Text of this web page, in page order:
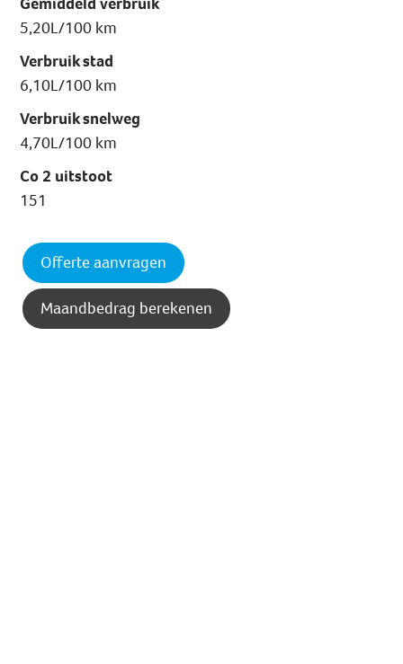
5,20L/100 km
Verbruik stad
6,10L/100 km
Verbruik snelweg
4,70L/100 km
Co 2 uitstoot
151
Offerte aanvragen
Maandbedrag berekenen